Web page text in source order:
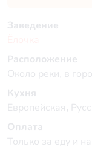
Заведение
Расположение
Около реки, в
Кухня
Европейская,
Оплата
Только за еду и